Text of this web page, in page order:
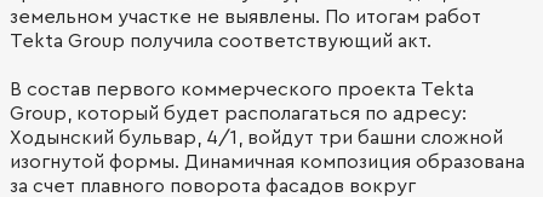
земельном участке не выявлены. По итогам работ
Tekta Group получила соответствующий акт.
В состав первого коммерческого проекта Tekta
Group, который будет располагаться по адресу:
Ходынский бульвар, 4/1, войдут три башни сложной
изогнутой формы. Динамичная композиция образована
за счет плавного поворота фасадов вокруг